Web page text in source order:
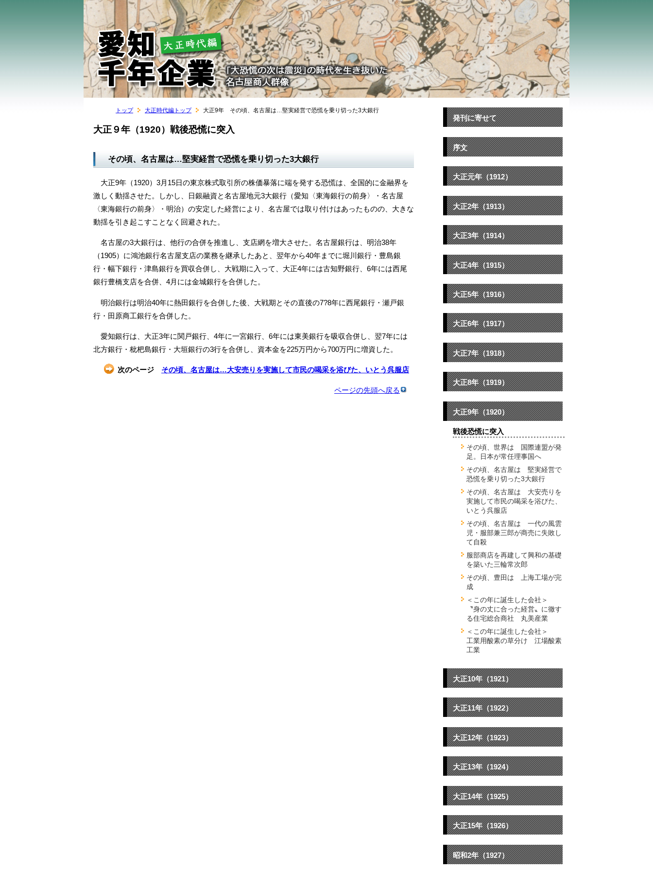
トップ 大正時代編トップ 大正9年 その頃、名古屋は…堅実経営で恐慌を乗り切った3大銀行
大正９年（1920）戦後恐慌に突入
その頃、名古屋は…堅実経営で恐慌を乗り切った3大銀行
大正9年（1920）3月15日の東京株式取引所の株価暴落に端を発する恐慌は、全国的に金融界を
激しく動揺させた。しかし、日銀融資と名古屋地元3大銀行（愛知〈東海銀行の前身〉・名古屋
〈東海銀行の前身〉・明治）の安定した経営により、名古屋では取り付けはあったものの、大きな
動揺を引き起こすことなく回避された。
名古屋の3大銀行は、他行の合併を推進し、支店網を増大させた。名古屋銀行は、明治38年
（1905）に鴻池銀行名古屋支店の業務を継承したあと、翌年から40年までに堀川銀行・豊島銀
行・幅下銀行・津島銀行を買収合併し、大戦期に入って、大正4年には古知野銀行、6年には西尾
銀行豊橋支店を合併、4月には金城銀行を合併した。
明治銀行は明治40年に熱田銀行を合併した後、大戦期とその直後の7?8年に西尾銀行・瀬戸銀
行・田原商工銀行を合併した。
愛知銀行は、大正3年に関戸銀行、4年に一宮銀行、6年には東美銀行を吸収合併し、翌7年には
北方銀行・枇杷島銀行・大垣銀行の3行を合併し、資本金を225万円から700万円に増資した。
次のページ その頃、名古屋は…大安売りを実施して市民の喝采を浴びた、いとう呉服店
ページの先頭へ戻る
発刊に寄せて
序文
大正元年（1912）
大正2年（1913）
大正3年（1914）
大正4年（1915）
大正5年（1916）
大正6年（1917）
大正7年（1918）
大正8年（1919）
大正9年（1920）
戦後恐慌に突入
その頃、世界は 国際連盟が発
足。日本が常任理事国へ
その頃、名古屋は 堅実経営で
恐慌を乗り切った3大銀行
その頃、名古屋は 大安売りを
実施して市民の喝采を浴びた、
いとう呉服店
その頃、名古屋は 一代の風雲
児・服部兼三郎が商売に失敗し
て自殺
服部商店を再建して興和の基礎
を築いた三輪常次郎
その頃、豊田は 上海工場が完
成
＜この年に誕生した会社＞
〝身の丈に合った経営〟に徹す
る住宅総合商社 丸美産業
＜この年に誕生した会社＞
工業用酸素の草分け 江場酸素
工業
大正10年（1921）
大正11年（1922）
大正12年（1923）
大正13年（1924）
大正14年（1925）
大正15年（1926）
昭和2年（1927）